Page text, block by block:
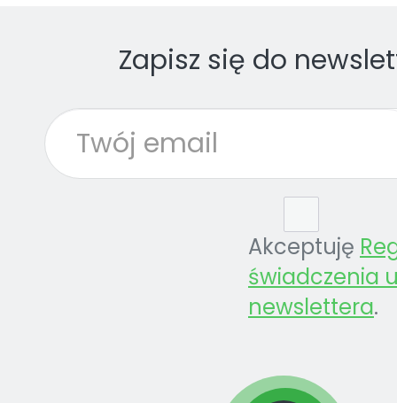
Zapisz się do
Akceptuję
świadczenia
newslettera.